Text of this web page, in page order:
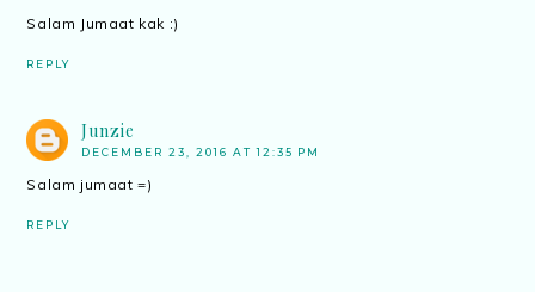
Salam Jumaat kak :)
REPLY
Junzie
DECEMBER 23, 2016 AT 12:35 PM
Salam jumaat =)
REPLY